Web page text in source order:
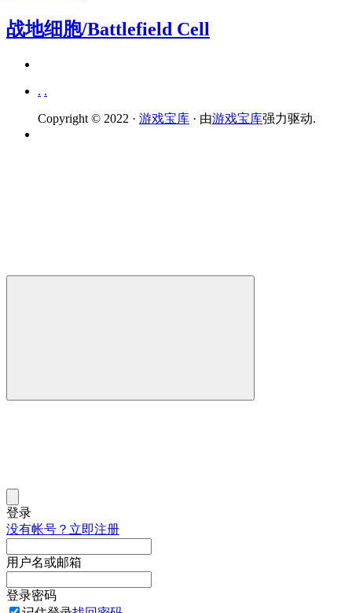
战地细胞/Battlefield Cell
. .
Copyright © 2022 · 游戏宝库 · 由游戏宝库强力驱动.
登录
没有帐号？立即注册
用户名或邮箱
登录密码